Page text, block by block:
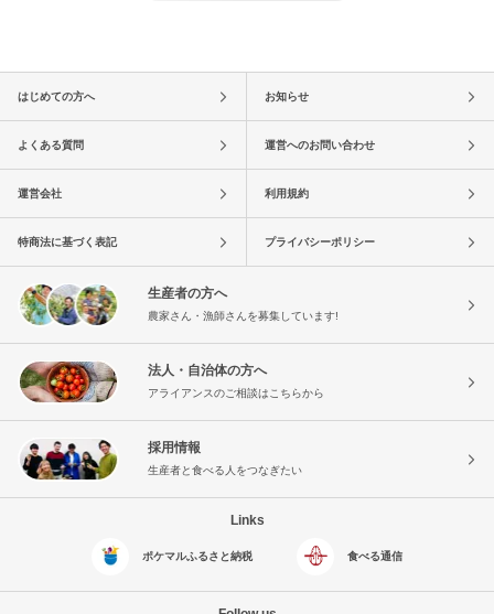
はじめての方へ お知らせ
よくある質問 運営へのお問い合わせ
運営会社 利用規約
特商法に基づく表記 プライバシーポリシー
生産者の方へ
農家さん・漁師さんを募集しています!
法人・自治体の方へ
アライアンスのご相談はこちらから
採用情報
生産者と食べる人をつなぎたい
Links
ポケマルふるさと納税 食べる通信